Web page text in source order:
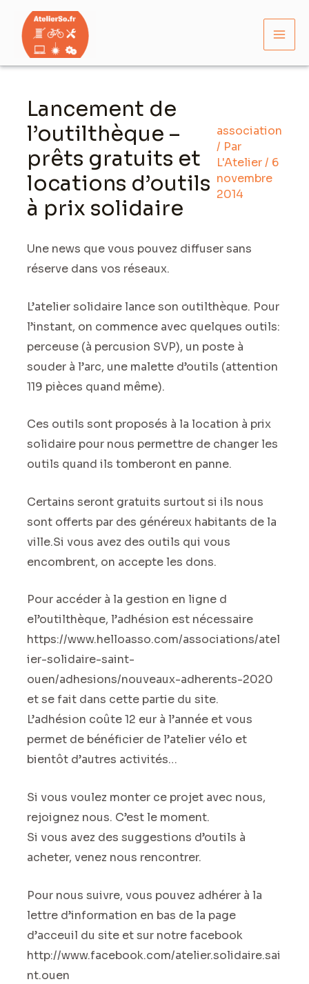
contenu
Lancement de
l’outilthèque –
prêts gratuits et
locations d’outils
à prix solidaire
association
/ Par
L'Atelier/ 6
novembre
2014
Une news que vous pouvez diffuser sans
réserve dans vos réseaux.
L’atelier solidaire lance son outilthèque. Pour
l’instant, on commence avec quelques outils:
perceuse (à percusion SVP), un poste à
souder à l’arc, une malette d’outils (attention
119 pièces quand même).
Ces outils sont proposés à la location à prix
solidaire pour nous permettre de changer les
outils quand ils tomberont en panne.
Certains seront gratuits surtout si ils nous
sont offerts par des généreux habitants de la
ville.Si vous avez des outils qui vous
encombrent, on accepte les dons.
Pour accéder à la gestion en ligne d
el’outilthèque, l’adhésion est nécessaire
https://www.helloasso.com/associations/atel
ier-solidaire-saint-
ouen/adhesions/nouveaux-adherents-2020
et se fait dans cette partie du site.
L’adhésion coûte 12 eur à l’année et vous
permet de bénéficier de l’atelier vélo et
bientôt d’autres activités…
Si vous voulez monter ce projet avec nous,
rejoignez nous. C’est le moment.
Si vous avez des suggestions d’outils à
acheter, venez nous rencontrer.
Pour nous suivre, vous pouvez adhérer à la
lettre d’information en bas de la page
d’acceuil du site et sur notre facebook
http://www.facebook.com/atelier.solidaire.sai
nt.ouen
Navigation
articles